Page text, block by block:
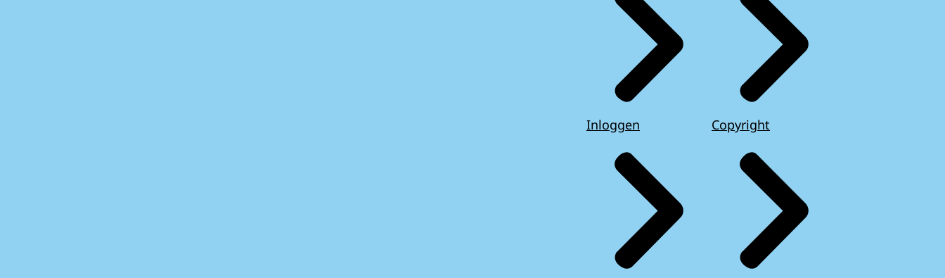
Inloggen Copyright